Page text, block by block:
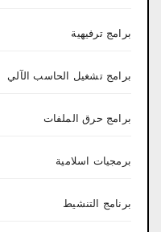
برامج ترفيهية
برامج تشغيل الحاسب الآلي
برامج حرق الملفات
برمجيات اسلامية
برنامج التنشيط